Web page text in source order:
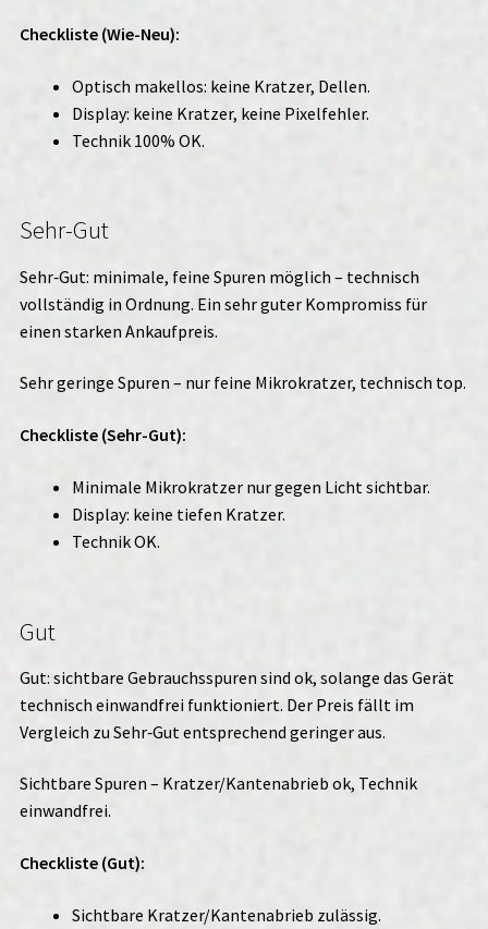
Checkliste (Wie-Neu):
Optisch makellos: keine Kratzer, Dellen.
Display: keine Kratzer, keine Pixelfehler.
Technik 100% OK.
Sehr-Gut
Sehr‑Gut: minimale, feine Spuren möglich – technisch
vollständig in Ordnung. Ein sehr guter Kompromiss für
einen starken Ankaufpreis.
Sehr geringe Spuren – nur feine Mikrokratzer, technisch top.
Checkliste (Sehr-Gut):
Minimale Mikrokratzer nur gegen Licht sichtbar.
Display: keine tiefen Kratzer.
Technik OK.
Gut
Gut: sichtbare Gebrauchsspuren sind ok, solange das Gerät
technisch einwandfrei funktioniert. Der Preis fällt im
Vergleich zu Sehr‑Gut entsprechend geringer aus.
Sichtbare Spuren – Kratzer/Kantenabrieb ok, Technik
einwandfrei.
Checkliste (Gut):
Sichtbare Kratzer/Kantenabrieb zulässig.